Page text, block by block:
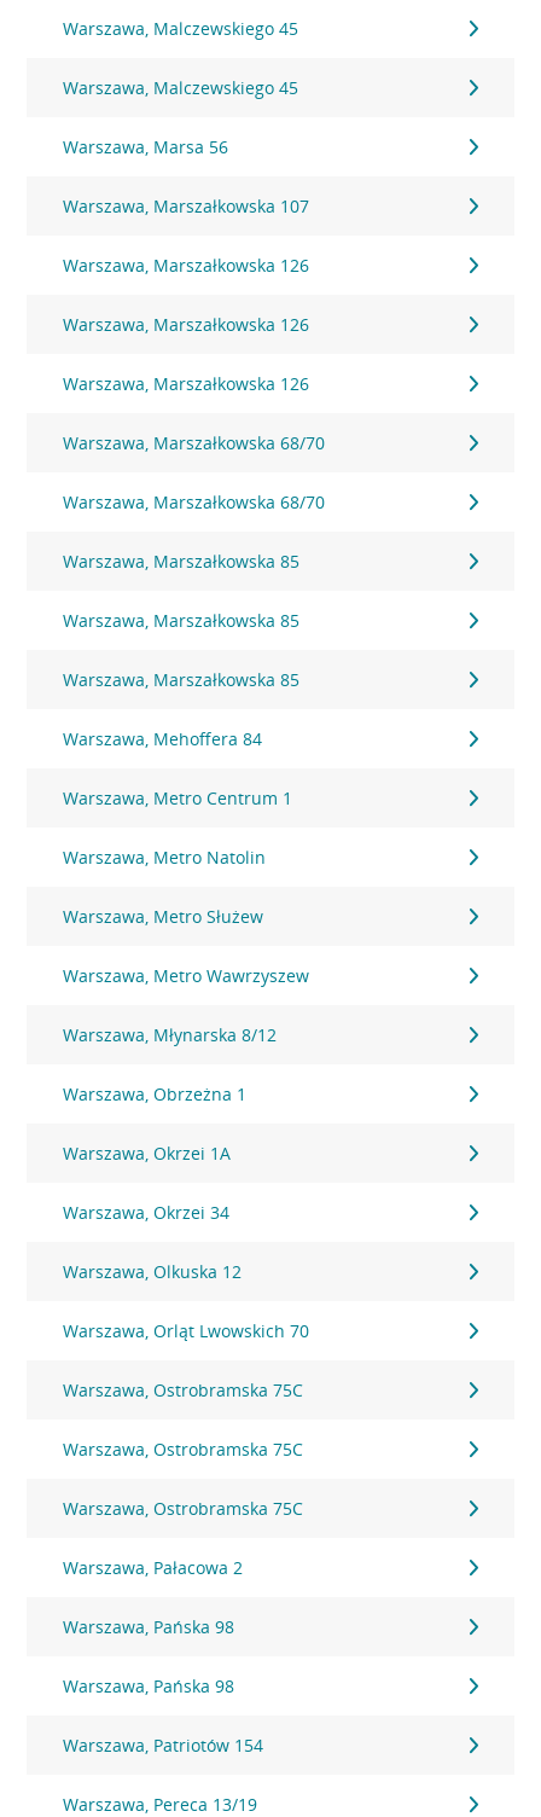
Warszawa, Malczewskiego 45
Warszawa, Malczewskiego 45
Warszawa, Marsa 56
Warszawa, Marszałkowska 107
Warszawa, Marszałkowska 126
Warszawa, Marszałkowska 126
Warszawa, Marszałkowska 126
Warszawa, Marszałkowska 68/70
Warszawa, Marszałkowska 68/70
Warszawa, Marszałkowska 85
Warszawa, Marszałkowska 85
Warszawa, Marszałkowska 85
Warszawa, Mehoffera 84
Warszawa, Metro Centrum 1
Warszawa, Metro Natolin
Warszawa, Metro Służew
Warszawa, Metro Wawrzyszew
Warszawa, Młynarska 8/12
Warszawa, Obrzeżna 1
Warszawa, Okrzei 1A
Warszawa, Okrzei 34
Warszawa, Olkuska 12
Warszawa, Orląt Lwowskich 70
Warszawa, Ostrobramska 75C
Warszawa, Ostrobramska 75C
Warszawa, Ostrobramska 75C
Warszawa, Pałacowa 2
Warszawa, Pańska 98
Warszawa, Pańska 98
Warszawa, Patriotów 154
Warszawa, Pereca 13/19